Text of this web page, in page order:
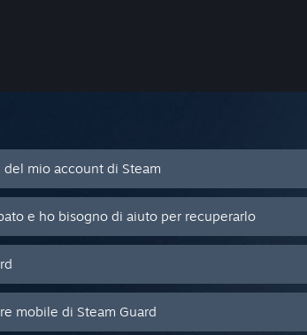
mio account di Steam
e ho bisogno di aiuto per recuperarlo
mobile di Steam Guard